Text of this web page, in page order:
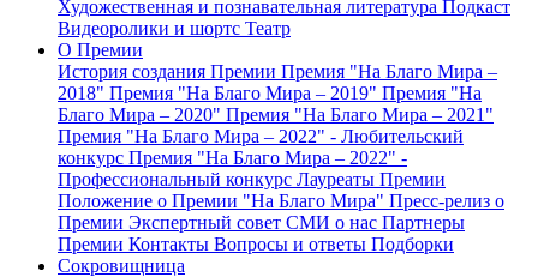
Художественная и познавательная литература Подкаст
Видеоролики и шортс Театр
О Премии
История создания Премии Премия "На Благо Мира –
2018" Премия "На Благо Мира – 2019" Премия "На
Благо Мира – 2020" Премия "На Благо Мира – 2021"
Премия "На Благо Мира – 2022" - Любительский
конкурс Премия "На Благо Мира – 2022" -
Профессиональный конкурс Лауреаты Премии
Положение о Премии "На Благо Мира" Пресс-релиз о
Премии Экспертный совет СМИ о нас Партнеры
Премии Контакты Вопросы и ответы Подборки
Сокровищница